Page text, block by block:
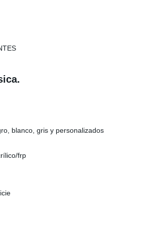
blanco, gris y personalizados
frp